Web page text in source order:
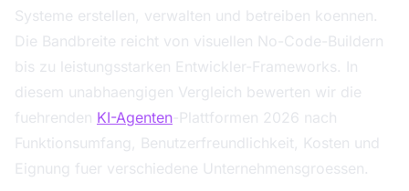
Systeme erstellen, verwalten und betreiben koennen.
Die Bandbreite reicht von visuellen No-Code-Buildern
bis zu leistungsstarken Entwickler-Frameworks. In
diesem unabhaengigen Vergleich bewerten wir die
fuehrenden KI-Agenten -Plattformen 2026 nach
Funktionsumfang, Benutzerfreundlichkeit, Kosten und
Eignung fuer verschiedene Unternehmensgroessen.